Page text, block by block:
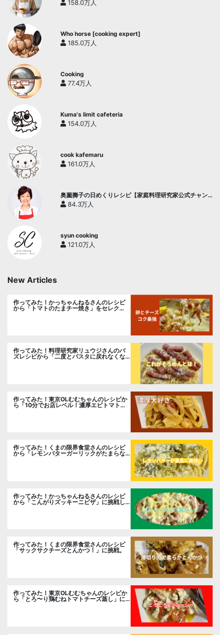
158.0万人
Who horse [cooking expert]
185.0万人
Cooking
77.4万人
Kuma's limit cafeteria
154.0万人
cook kafemaru
161.0万人
奥薗壽子の日めくりレシピ【家庭料理研究家公式チャン
ネル】
84.3万人
syun cooking
121.0万人
New Articles
作ってみた！かっちゃんねるさんのレシピ
から「トマトのたまチー焼き」をセレク
ト。
作ってみた！料理研究家リュウジさんのバ
ズレシピから「二度とパスタに戻れなくな
作ってみた！東京OLむむちゃんのレシピか
ら「10分でお店レベル！濃厚エビトマトク
リームパスタ」に挑戦
作ってみた！くまの限界食堂さんのレシピ
から「レモンバターガーリックがたまらな
作ってみた！かっちゃんねるさんのレシピ
から「こんがりズッキーニピザ」に挑戦し
作ってみた！くまの限界食堂さんのレシピ
「サックサクチーズとんかつ！」に挑戦。
作ってみた！東京OLむむちゃんのレシピか
ら「とろ〜り鶏むねトマトチーズ蒸し」に